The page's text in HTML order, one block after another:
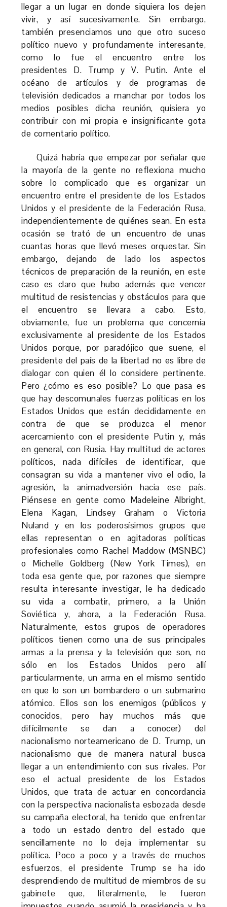
llegar a un lugar en donde siquiera los dejen
vivir, y así sucesivamente. Sin embargo,
también presenciamos uno que otro suceso
político nuevo y profundamente interesante,
como lo fue el encuentro entre los
presidentes D. Trump y V. Putin. Ante el
océano de artículos y de programas de
televisión dedicados a manchar por todos los
medios posibles dicha reunión, quisiera yo
contribuir con mi propia e insignificante gota
de comentario político.
Quizá habría que empezar por señalar que
la mayoría de la gente no reflexiona mucho
sobre lo complicado que es organizar un
encuentro entre el presidente de los Estados
Unidos y el presidente de la Federación Rusa,
independientemente de quiénes sean. En esta
ocasión se trató de un encuentro de unas
cuantas horas que llevó meses orquestar. Sin
embargo, dejando de lado los aspectos
técnicos de preparación de la reunión, en este
caso es claro que hubo además que vencer
multitud de resistencias y obstáculos para que
el encuentro se llevara a cabo. Esto,
obviamente, fue un problema que concernía
exclusivamente al presidente de los Estados
Unidos porque, por paradójico que suene, el
presidente del país de la libertad no es libre de
dialogar con quien él lo considere pertinente.
Pero ¿cómo es eso posible? Lo que pasa es
que hay descomunales fuerzas políticas en los
Estados Unidos que están decididamente en
contra de que se produzca el menor
acercamiento con el presidente Putin y, más
en general, con Rusia. Hay multitud de actores
políticos, nada difíciles de identificar, que
consagran su vida a mantener vivo el odio, la
agresión, la animadversión hacia ese país.
Piénsese en gente como Madeleine Albright,
Elena Kagan, Lindsey Graham o Victoria
Nuland y en los poderosísimos grupos que
ellas representan o en agitadoras políticas
profesionales como Rachel Maddow (MSNBC)
o Michelle Goldberg (New York Times), en
toda esa gente que, por razones que siempre
resulta interesante investigar, le ha dedicado
su vida a combatir, primero, a la Unión
Soviética y, ahora, a la Federación Rusa.
Naturalmente, estos grupos de operadores
políticos tienen como una de sus principales
armas a la prensa y la televisión que son, no
sólo en los Estados Unidos pero allí
particularmente, un arma en el mismo sentido
en que lo son un bombardero o un submarino
atómico. Ellos son los enemigos (públicos y
conocidos, pero hay muchos más que
difícilmente se dan a conocer) del
nacionalismo norteamericano de D. Trump, un
nacionalismo que de manera natural busca
llegar a un entendimiento con sus rivales. Por
eso el actual presidente de los Estados
Unidos, que trata de actuar en concordancia
con la perspectiva nacionalista esbozada desde
su campaña electoral, ha tenido que enfrentar
a todo un estado dentro del estado que
sencillamente no lo deja implementar su
política. Poco a poco y a través de muchos
esfuerzos, el presidente Trump se ha ido
desprendiendo de multitud de miembros de su
gabinete que, literalmente, le fueron